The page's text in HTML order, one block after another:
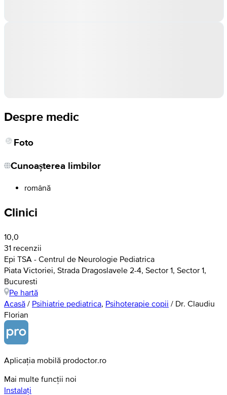
Despre medic
Foto
Cunoașterea limbilor
română
Clinici
10,0
31 recenzii
Epi TSA - Centrul de Neurologie Pediatrica
Piata Victoriei, Strada Dragoslavele 2-4, Sector 1, Sector 1,
Bucuresti
Pe hartă
Acasă / Psihiatrie pediatrica Psihoterapie copii / Dr. Claudiu
Florian
Aplicația mobilă prodoctor.ro
Mai multe funcții noi
Instalați